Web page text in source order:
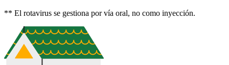
** El rotavirus se gestiona por vía oral, no como inyección.